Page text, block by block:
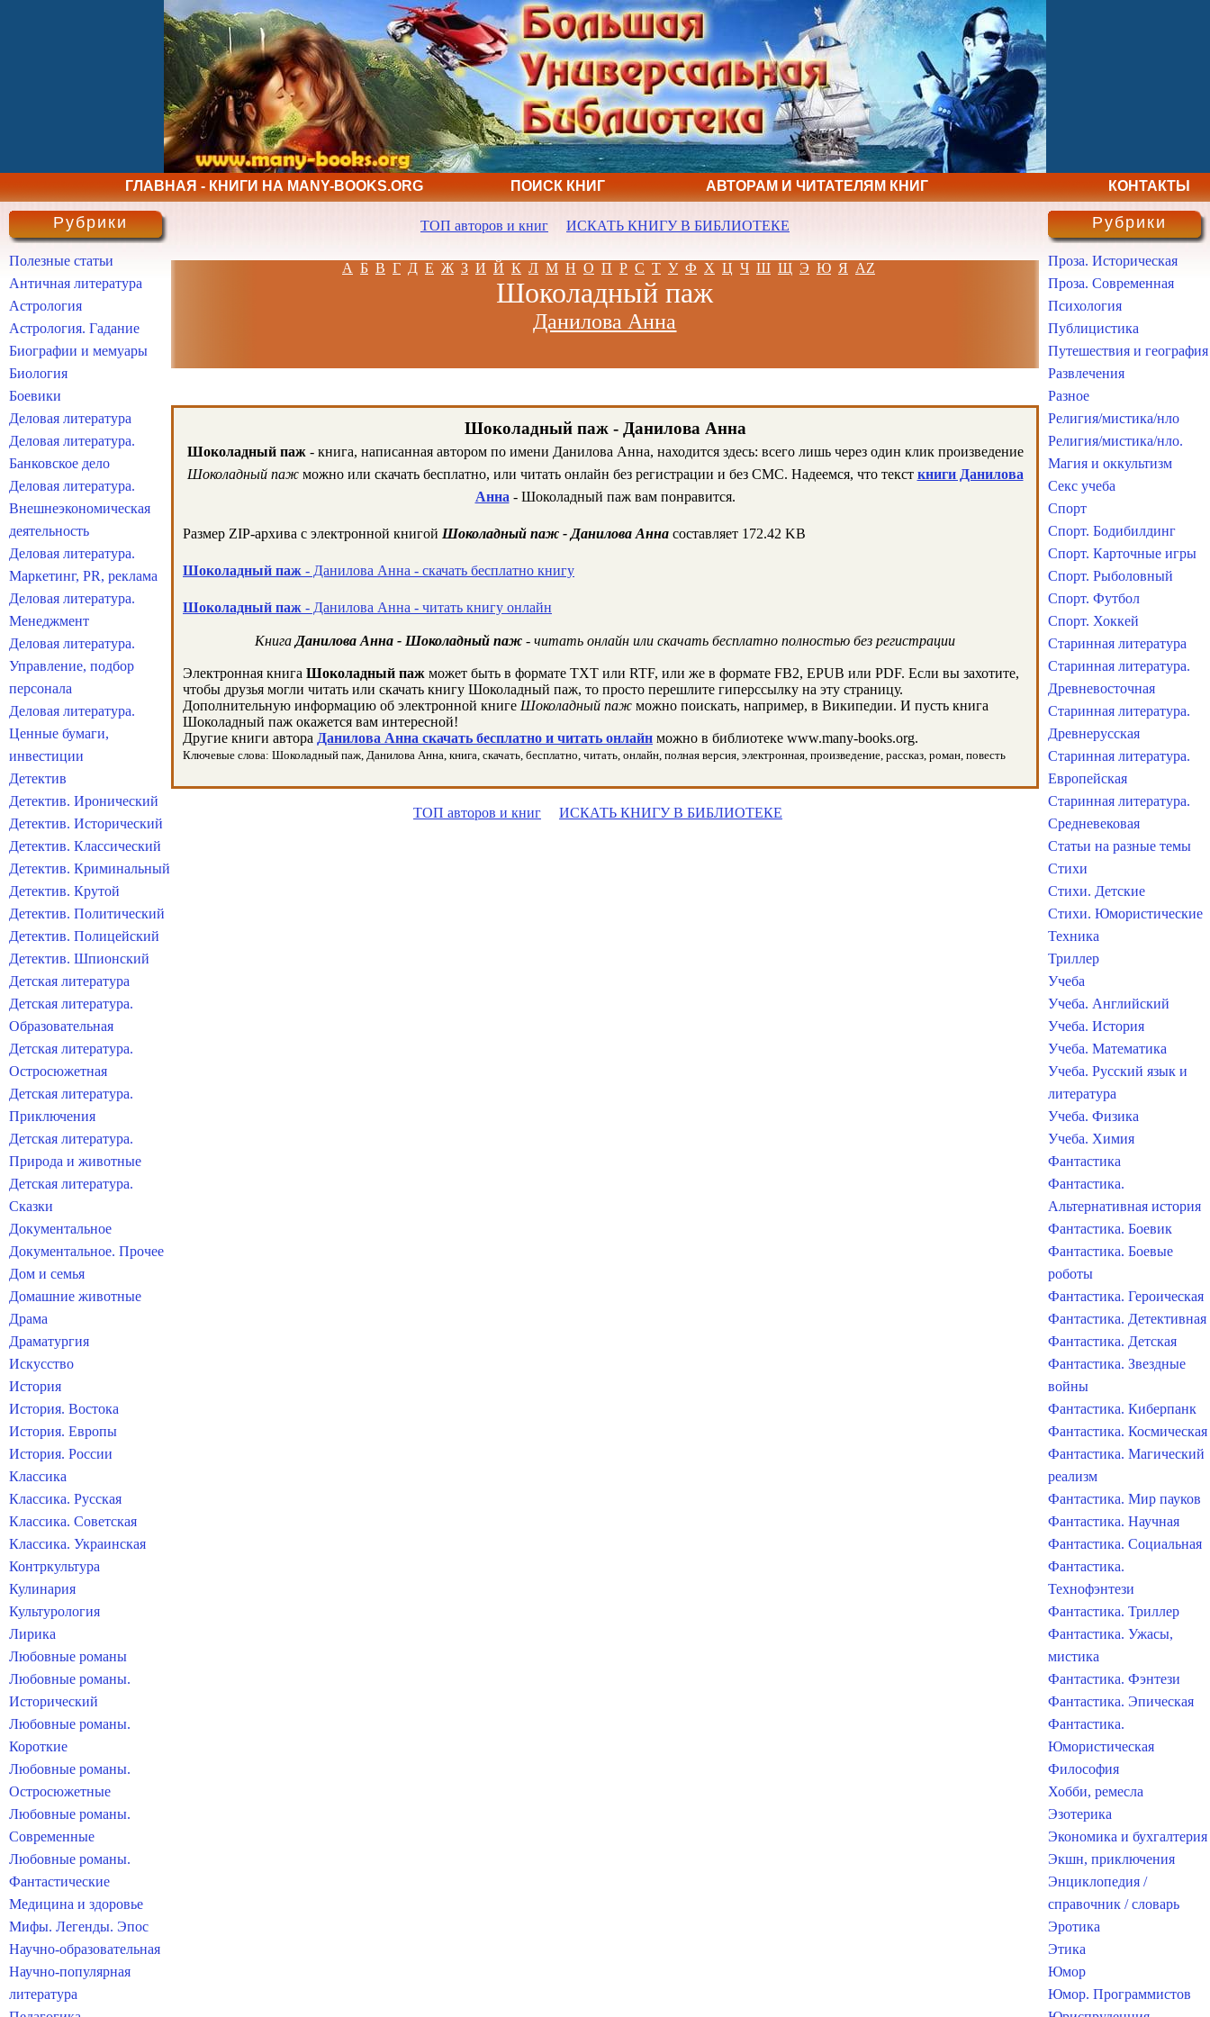
ГЛАВНАЯ - КНИГИ НА MANY-BOOKS.ORG ПОИСК КНИГ АВТОРАМ И ЧИТАТЕЛЯМ КНИГ КОНТАКТЫ
ТОП авторов и книг ИСКАТЬ КНИГУ В БИБЛИОТЕКЕ
А Б В Г Д Е Ж З И Й К Л М Н О П Р С Т У Ф Х Ц Ч Ш Щ Э Ю Я AZ
Шоколадный паж
Данилова Анна
Шоколадный паж - Данилова Анна
Шоколадный паж- книга, написанная автором по имени Данилова Анна, находится здесь: всего лишь через один клик произведение
Шоколадный пажможно или скачать бесплатно, или читать онлайн без регистрации и без СМС. Надеемся, что текст книги Данилова
Анна - Шоколадный паж вам понравится.
Размер ZIP-архива c электронной книгой Шоколадный паж - Данилова Анна составляет 172.42 KB
Шоколадный паж - Данилова Анна - скачать бесплатно книгу
Шоколадный паж - Данилова Анна - читать книгу онлайн
Книга Данилова Анна - Шоколадный паж - читать онлайн или скачать бесплатно полностью без регистрации
Электронная книга Шоколадный паж может быть в формате TXT или RTF, или же в формате FB2, EPUB или PDF. Если вы захотите,
чтобы друзья могли читать или скачать книгу Шоколадный паж, то просто перешлите гиперссылку на эту страницу.
Дополнительную информацию об электронной книге Шоколадный паж можно поискать, например, в Википедии. И пусть книга
Шоколадный паж окажется вам интересной!
Другие книги автора Данилова Анна скачать бесплатно и читать онлайн можно в библиотеке www.many-books.org.
Ключевые слова: Шоколадный паж, Данилова Анна, книга, скачать, бесплатно, читать, онлайн, полная версия, электронная, произведение, рассказ, роман, повесть
ТОП авторов и книг ИСКАТЬ КНИГУ В БИБЛИОТЕКЕ
Рубрики
Полезные статьи
Античная литература
Астрология
Астрология. Гадание
Биографии и мемуары
Биология
Боевики
Деловая литература
Деловая литература.
Банковское дело
Деловая литература.
Внешнеэкономическая
деятельность
Деловая литература.
Маркетинг, PR, реклама
Деловая литература.
Менеджмент
Деловая литература.
Управление, подбор
персонала
Деловая литература.
Ценные бумаги,
инвестиции
Детектив
Детектив. Иронический
Детектив. Исторический
Детектив. Классический
Детектив. Криминальный
Детектив. Крутой
Детектив. Политический
Детектив. Полицейский
Детектив. Шпионский
Детская литература
Детская литература.
Образовательная
Детская литература.
Остросюжетная
Детская литература.
Приключения
Детская литература.
Природа и животные
Детская литература.
Сказки
Документальное
Документальное. Прочее
Дом и семья
Домашние животные
Драма
Драматургия
Искусство
История
История. Востока
История. Европы
История. России
Классика
Классика. Русская
Классика. Советская
Классика. Украинская
Контркультура
Кулинария
Культурология
Лирика
Любовные романы
Любовные романы.
Исторический
Любовные романы.
Короткие
Любовные романы.
Остросюжетные
Любовные романы.
Современные
Любовные романы.
Фантастические
Медицина и здоровье
Мифы. Легенды. Эпос
Научно-образовательная
Научно-популярная
литература
Рубрики
Проза. Историческая
Проза. Современная
Психология
Публицистика
Путешествия и география
Развлечения
Разное
Религия/мистика/нло
Религия/мистика/нло.
Магия и оккультизм
Секс учеба
Спорт
Спорт. Бодибилдинг
Спорт. Карточные игры
Спорт. Рыболовный
Спорт. Футбол
Спорт. Хоккей
Старинная литература
Старинная литература.
Древневосточная
Старинная литература.
Древнерусская
Старинная литература.
Европейская
Старинная литература.
Средневековая
Статьи на разные темы
Стихи
Стихи. Детские
Стихи. Юмористические
Техника
Триллер
Учеба
Учеба. Английский
Учеба. История
Учеба. Математика
Учеба. Русский язык и
литература
Учеба. Физика
Учеба. Химия
Фантастика
Фантастика.
Альтернативная история
Фантастика. Боевик
Фантастика. Боевые
роботы
Фантастика. Героическая
Фантастика. Детективная
Фантастика. Детская
Фантастика. Звездные
войны
Фантастика. Киберпанк
Фантастика. Космическая
Фантастика. Магический
реализм
Фантастика. Мир пауков
Фантастика. Научная
Фантастика. Социальная
Фантастика.
Технофэнтези
Фантастика. Триллер
Фантастика. Ужасы,
мистика
Фантастика. Фэнтези
Фантастика. Эпическая
Фантастика.
Юмористическая
Философия
Хобби, ремесла
Эзотерика
Экономика и бухгалтерия
Экшн, приключения
Энциклопедия /
справочник / словарь
Эротика
Этика
Юмор
Юмор. Программистов